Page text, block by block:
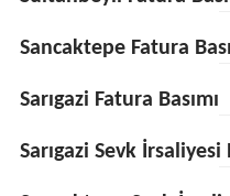
Sancaktepe Fatura
Sarıgazi Fatura Basımı
Sarıgazi Sevk İrsaliyesi